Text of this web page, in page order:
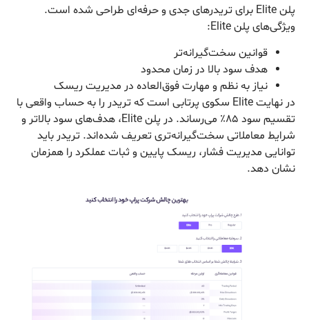
پلن Elite برای تریدرهای جدی و حرفه‌ای طراحی شده است.
ویژگی‌های پلن Elite:
قوانین سخت‌گیرانه‌تر
هدف سود بالا در زمان محدود
نیاز به نظم و مهارت فوق‌العاده در مدیریت ریسک
در نهایت Elite سکوی پرتابی است که تریدر را به حساب واقعی با
تقسیم سود ۸۵٪ می‌رساند. در پلن Elite، هدف‌های سود بالاتر و
شرایط معاملاتی سخت‌گیرانه‌تری تعریف شده‌اند. تریدر باید
توانایی مدیریت فشار، ریسک پایین و ثبات عملکرد را همزمان
نشان دهد.